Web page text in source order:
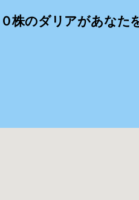
株のダリアがあなた